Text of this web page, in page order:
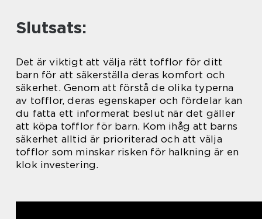
Slutsats:
Det är viktigt att välja rätt tofflor för ditt
barn för att säkerställa deras komfort och
säkerhet. Genom att förstå de olika typerna
av tofflor, deras egenskaper och fördelar kan
du fatta ett informerat beslut när det gäller
att köpa tofflor för barn. Kom ihåg att barns
säkerhet alltid är prioriterad och att välja
tofflor som minskar risken för halkning är en
klok investering.